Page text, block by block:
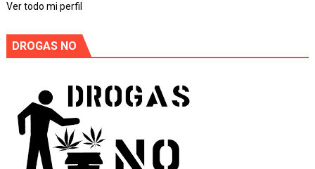
Ver todo mi perfil
DROGAS NO